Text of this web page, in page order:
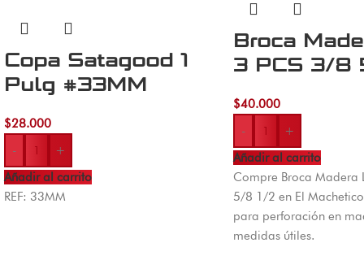
Copa Satagood 1
Pulg #33MM
$28.000
-
+
Añadir al carrito
REF: 33MM
Broca
3 PCS 3/8
$40.000
-
+
Añadir al carrito
Compre Broca Madera
5/8 1/2 en El
para perforación en
medidas útiles.